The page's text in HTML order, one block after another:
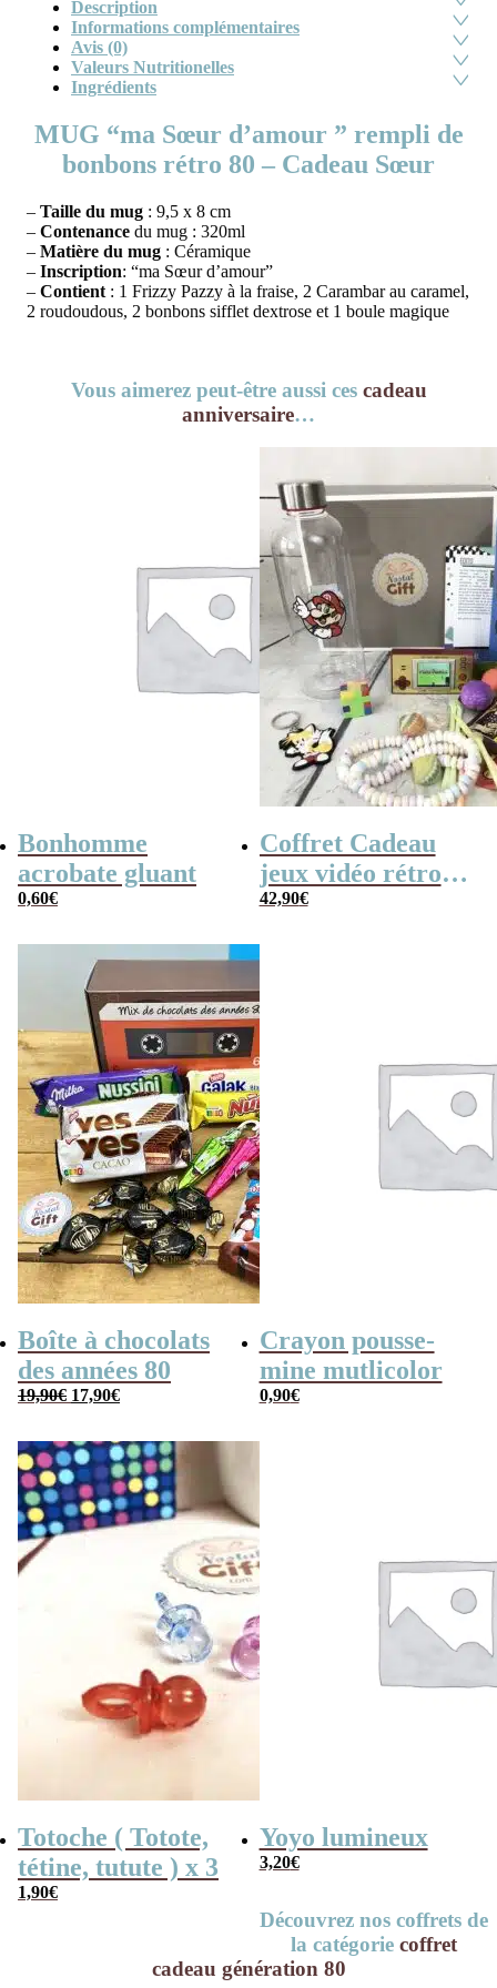
Description
Informations complémentaires
Avis (0)
Valeurs Nutritionelles
Ingrédients
MUG “ma Sœur d’amour ” rempli de
bonbons rétro 80 – Cadeau Sœur
– Taille du mug : 9,5 x 8 cm
– Contenance du mug : 320ml
– Matière du mug : Céramique
– Inscription: “ma Sœur d’amour”
– Contient : 1 Frizzy Pazzy à la fraise, 2 Carambar au caramel,
2 roudoudous, 2 bonbons sifflet dextrose et 1 boule magique
Vous aimerez peut-être aussi ces cadeau
anniversaire…
Bonhomme
acrobate gluant
0,60€
Coffret Cadeau
jeux vidéo rétro
(avec sa console de
42,90€
Boîte à chocolats
des années 80
19,90€ Le
prix
19,90€.
17,90€Le
prix
17,90€.
Crayon pousse-
mine mutlicolor
0,90€
Totoche ( Totote,
tétine, tutute ) x 3
1,90€
Yoyo lumineux
3,20€
Découvrez nos coffrets de
la catégorie coffret
cadeau génération 80